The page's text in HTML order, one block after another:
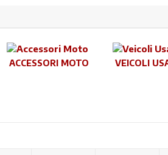
ACCESSORI MOTO VEICOLI